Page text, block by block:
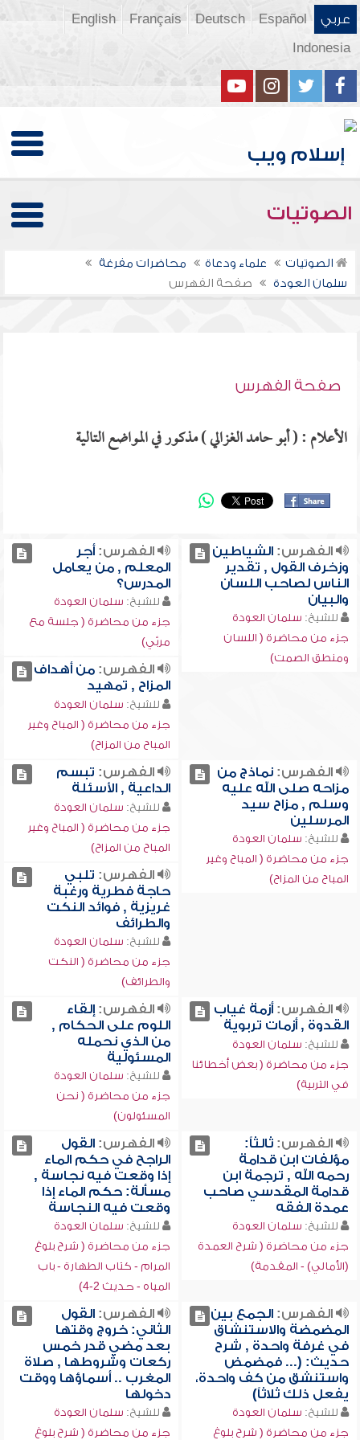
عربي Español
Deutsch
Français
English
Indonesia
الصوتيات
الصوتيات علماء ودعاة
محاضرات مفرغة
سلمان العودة
صفحة الفهرس
صفحة الفهرس
الأعلام : ( أبو حامد الغزالي ) مذكور في المواضع التالية
الفهرس:الشياطين
وزخرف القول , تقدير
الناس لصاحب اللسان
والبيان
للشيخ: سلمان العودة
جزء من محاضرة ( اللسان
ومنطق الصمت)
الفهرس:أجر
المعلم , من يعامل
المدرس؟
للشيخ: سلمان العودة
جزء من محاضرة ( جلسة مع
مربّي)
الفهرس:من أهداف
المزاح , تمهيد
للشيخ: سلمان العودة
جزء من محاضرة ( المباح وغير
المباح من المزاح)
الفهرس:نماذج من
مزاحه صلى الله عليه
وسلم , مزاح سيد
المرسلين
للشيخ: سلمان العودة
جزء من محاضرة ( المباح وغير
المباح من المزاح)
الفهرس: تبسم
الداعية , الأسئلة
للشيخ: سلمان العودة
جزء من محاضرة ( المباح وغير
المباح من المزاح)
الفهرس: تلبي
حاجة فطرية ورغبة
غريزية , فوائد النكت
والطرائف
للشيخ: سلمان العودة
جزء من محاضرة ( النكت
والطرائف)
الفهرس:أزمة غياب
القدوة , أزمات تربوية
للشيخ: سلمان العودة
جزء من محاضرة ( بعض أخطائنا
في التربية)
الفهرس:إلقاء
اللوم على الحكام ,
من الذي نحمله
المسئولية
للشيخ: سلمان العودة
جزء من محاضرة ( نحن
المسئولون)
الفهرس:ثالثاً:
مؤلفات ابن قدامة
رحمه الله , ترجمة ابن
قدامة المقدسي صاحب
عمدة الفقه
للشيخ: سلمان العودة
جزء من محاضرة ( شرح العمدة
(الأمالي) - المقدمة)
الفهرس:القول
الراجح في حكم الماء
إذا وقعت فيه نجاسة ,
مسألة: حكم الماء إذا
وقعت فيه النجاسة
للشيخ: سلمان العودة
جزء من محاضرة ( شرح بلوغ
المرام - كتاب الطهارة - باب
المياه - حديث 2-4)
الفهرس:الجمع بين
المضمضة والاستنشاق
في غرفة واحدة , شرح
حديث: (... فمضمض
واستنشق من كف واحدة،
يفعل ذلك ثلاثاً)
للشيخ: سلمان العودة
جزء من محاضرة ( شرح بلوغ
الفهرس:القول
الثاني: خروج وقتها
بعد مضي قدر خمس
ركعات وشروطها , صلاة
المغرب .. أسماؤها ووقت
دخولها
للشيخ: سلمان العودة
جزء من محاضرة ( شرح بلوغ